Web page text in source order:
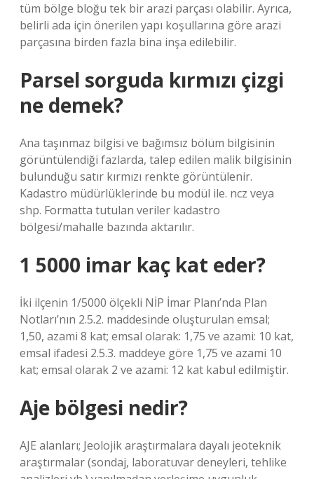
tüm bölge bloğu tek bir arazi parçası olabilir. Ayrıca,
belirli ada için önerilen yapı koşullarına göre arazi
parçasına birden fazla bina inşa edilebilir.
Parsel sorguda kırmızı çizgi
ne demek?
Ana taşınmaz bilgisi ve bağımsız bölüm bilgisinin
görüntülendiği fazlarda, talep edilen malik bilgisinin
bulunduğu satır kırmızı renkte görüntülenir.
Kadastro müdürlüklerinde bu modül ile. ncz veya
shp. Formatta tutulan veriler kadastro
bölgesi/mahalle bazında aktarılır.
1 5000 imar kaç kat eder?
İki ilçenin 1/5000 ölçekli NİP İmar Planı’nda Plan
Notları’nın 2.5.2. maddesinde oluşturulan emsal;
1,50, azami 8 kat; emsal olarak: 1,75 ve azami: 10 kat,
emsal ifadesi 2.5.3. maddeye göre 1,75 ve azami 10
kat; emsal olarak 2 ve azami: 12 kat kabul edilmiştir.
Aje bölgesi nedir?
AJE alanları; Jeolojik araştırmalara dayalı jeoteknik
araştırmalar (sondaj, laboratuvar deneyleri, tehlike